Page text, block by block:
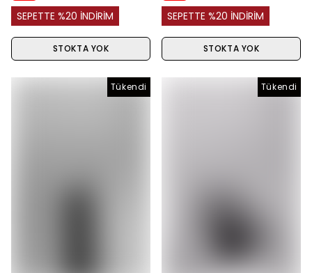
SEPETTE %20 İNDİRİM
STOKTA YOK
SEPETTE %20 İNDİRİM
STOKTA YOK
Tükendi Tükendi
Tükendi